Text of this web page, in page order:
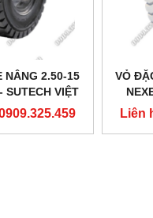
NÂNG 2.50-15
SUTECH VIỆT
NAM
VỎ
Liên